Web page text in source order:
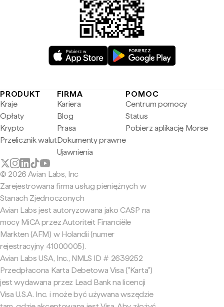
PRODUKT
Kraje
Opłaty
Krypto
Przelicznik walut
FIRMA
Kariera
Blog
Prasa
Dokumenty prawne
Ujawnienia
POMOC
Centrum pomocy
Status
Pobierz aplikację Morse
© 2026 Avian Labs, Inc
Zarejestrowana firma usług pieniężnych w
Stanach Zjednoczonych
Avian Labs jest autoryzowana jako CASP na
mocy MiCA przez Autoriteit Financiële
Markten (AFM) w Holandii (numer
rejestracyjny 41000005).
Avian Labs USA, Inc., NMLS ID # 2639252
Przedpłacona Karta Debetowa Visa ("Karta")
jest wydawana przez Lead Bank na licencji
Visa U.S.A. Inc. i może być używana wszędzie